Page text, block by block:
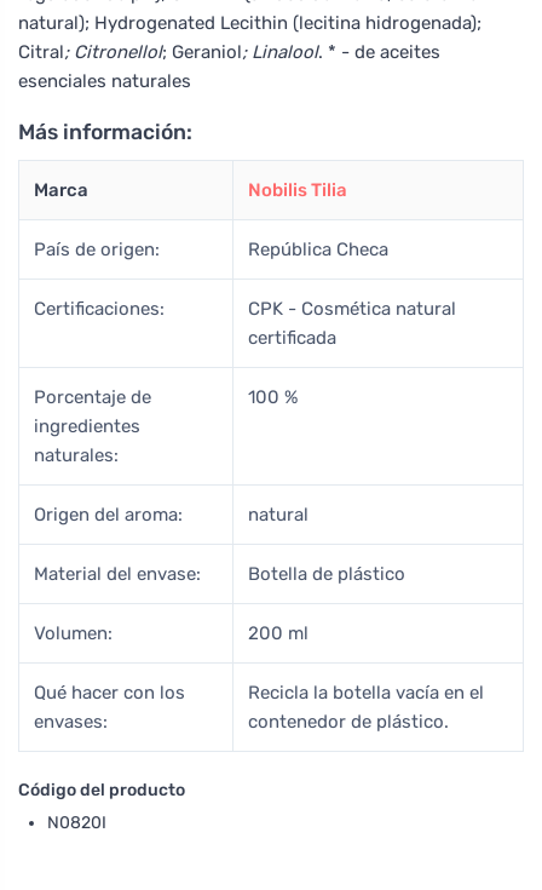
natural); Hydrogenated Lecithin (lecitina hidrogenada);
Citral; Citronellol; Geraniol; Linalool. * - de aceites
esenciales naturales
Más información:
Marca Nobilis Tilia
País de origen: República Checa
Certificaciones:
CPK - Cosmética natural
certificada
Porcentaje de
ingredientes
naturales:
100 %
Origen del aroma: natural
Material del envase: Botella de plástico
Volumen: 200 ml
Qué hacer con los
envases:
Recicla la botella vacía en el
contenedor de plástico.
Código del producto
N0820I